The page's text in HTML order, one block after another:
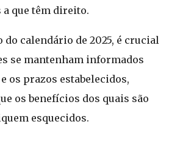
a que têm direito.
do calendário de 2025, é crucial
se mantenham informados
os prazos estabelecidos,
os benefícios dos quais são
esquecidos.